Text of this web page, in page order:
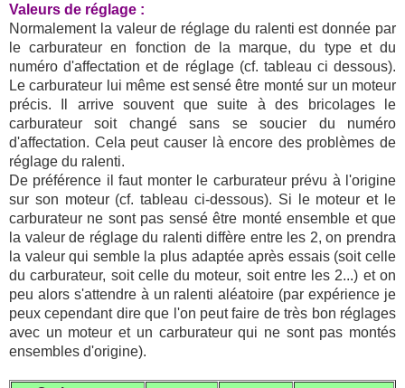
Valeurs de réglage :
Normalement la valeur de réglage du ralenti est donnée par
le carburateur en fonction de la marque, du type et du
numéro d'affectation et de réglage (cf. tableau ci dessous).
Le carburateur lui même est sensé être monté sur un moteur
précis. Il arrive souvent que suite à des bricolages le
carburateur soit changé sans se soucier du numéro
d'affectation. Cela peut causer là encore des problèmes de
réglage du ralenti.
De préférence il faut monter le carburateur prévu à l'origine
sur son moteur (cf. tableau ci-dessous). Si le moteur et le
carburateur ne sont pas sensé être monté ensemble et que
la valeur de réglage du ralenti diffère entre les 2, on prendra
la valeur qui semble la plus adaptée après essais (soit celle
du carburateur, soit celle du moteur, soit entre les 2...) et on
peu alors s'attendre à un ralenti aléatoire (par expérience je
peux cependant dire que l'on peut faire de très bon réglages
avec un moteur et un carburateur qui ne sont pas montés
ensembles d'origine).